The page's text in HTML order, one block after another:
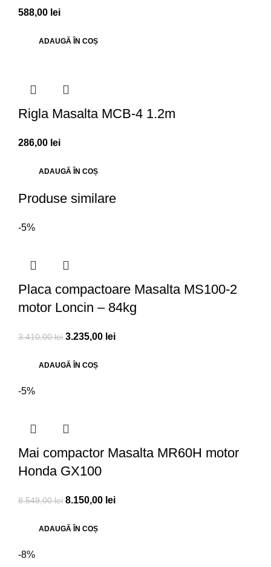
588,00 lei
ADAUGĂ ÎN COȘ
Rigla Masalta MCB-4 1.2m
286,00 lei
ADAUGĂ ÎN COȘ
Produse similare
-5%
Placa compactoare Masalta MS100-2
motor Loncin – 84kg
3.410,00lei 3.235,00 lei
ADAUGĂ ÎN COȘ
-5%
Mai compactor Masalta MR60H motor
Honda GX100
8.549,00lei 8.150,00 lei
ADAUGĂ ÎN COȘ
-8%